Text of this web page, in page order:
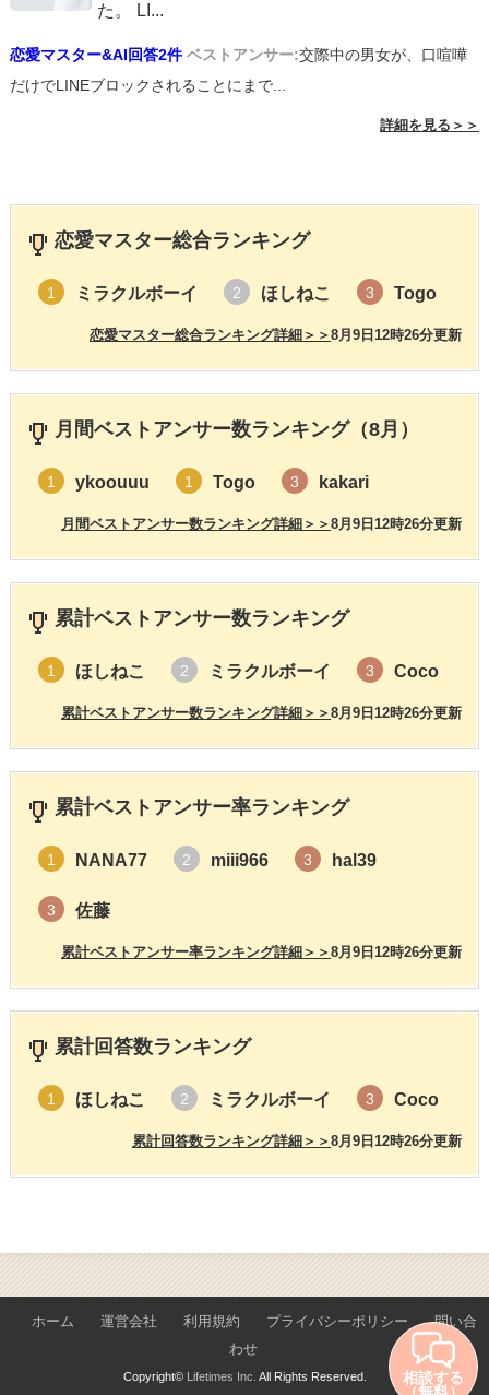
た。 LI ...
恋愛マスター&AI回答2件 ベストアンサー:交際中の男女が、口喧嘩
だけでLINEブロックされることにまで...
詳細を見る＞＞
恋愛マスター総合ランキング
1 ミラクルボーイ 2 ほしねこ 3 Togo
8月9日12時26分更新
恋愛マスター総合ランキング詳細＞＞
月間ベストアンサー数ランキング（8月）
1 ykoouuu 1 Togo 3 kakari
8月9日12時26分更新
月間ベストアンサー数ランキング詳細＞＞
累計ベストアンサー数ランキング
1 ほしねこ 2 ミラクルボーイ 3 Coco
8月9日12時26分更新
累計ベストアンサー数ランキング詳細＞＞
累計ベストアンサー率ランキング
1 NANA77 2 miii966 3 hal39
3 佐藤
8月9日12時26分更新
累計ベストアンサー率ランキング詳細＞＞
累計回答数ランキング
1 ほしねこ 2 ミラクルボーイ 3 Coco
8月9日12時26分更新
累計回答数ランキング詳細＞＞
ホーム 運営会社 利用規約 プライバシーポリシー
問い合
わせ
Copyright© Lifetimes Inc. All Rights Reserved. 相談する
（無料）